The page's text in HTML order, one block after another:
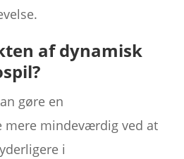
af dynamisk
gøre en
mere mindeværdig ved at
i